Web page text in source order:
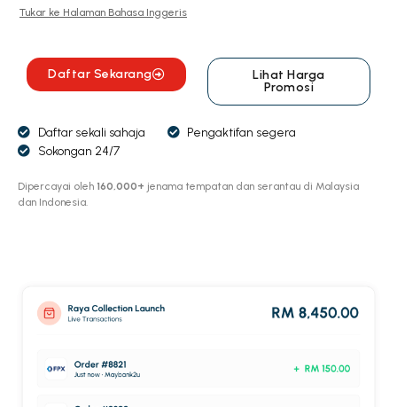
Tukar ke Halaman Bahasa Inggeris
Daftar Sekarang
Lihat Harga
Promosi
Daftar sekali sahaja
Pengaktifan segera
Sokongan 24/7
Dipercayai oleh 160,000+ jenama tempatan dan serantau di Malaysia
dan Indonesia.